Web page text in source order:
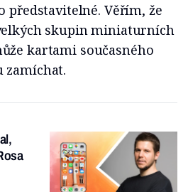
představitelné. Věřím, že
skupin miniaturních
kartami současného
zamíchat.